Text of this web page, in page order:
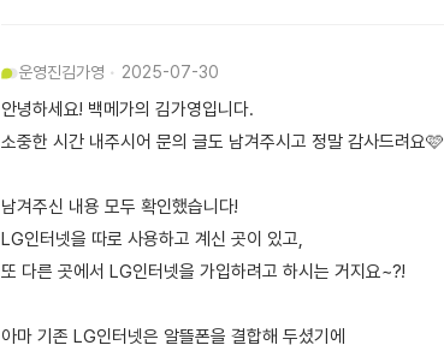
운영진김가영 2025-07-30
안녕하세요! 백메가의 김가영입니다.
소중한 시간 내주시어 문의 글도 남겨주시고 정말 감사드려요🩷
남겨주신 내용 모두 확인했습니다!
LG인터넷을 따로 사용하고 계신 곳이 있고,
또 다른 곳에서 LG인터넷을 가입하려고 하시는 거지요~?!
아마 기존 LG인터넷은 알뜰폰을 결합해 두셨기에